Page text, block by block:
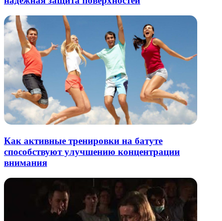
Как активные тренировки на батуте
способствуют улучшению концентрации
внимания